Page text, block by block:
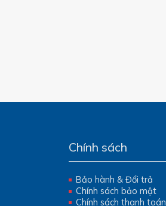
Chính sách
Bảo hành & Đổi trả
Chính sách bảo mật
Chính sách thanh toán